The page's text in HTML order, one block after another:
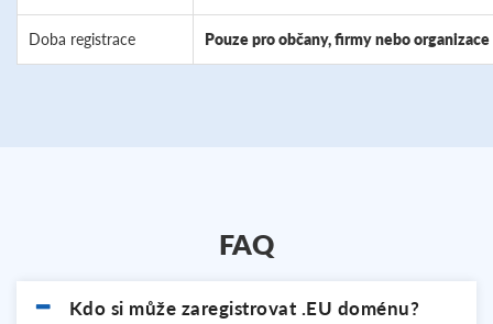
Doba registrace Pouze pro občany, firmy nebo
FAQ
Kdo si může zaregistrovat .EU doménu?